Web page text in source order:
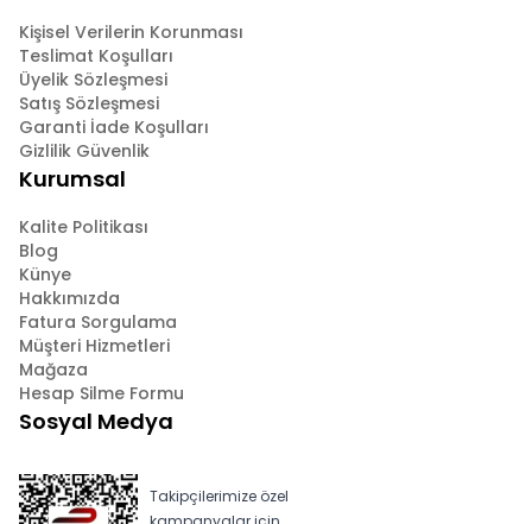
Kişisel Verilerin Korunması
Teslimat Koşulları
Üyelik Sözleşmesi
Satış Sözleşmesi
Garanti İade Koşulları
Gizlilik Güvenlik
Kurumsal
Kalite Politikası
Blog
Künye
Hakkımızda
Fatura Sorgulama
Müşteri Hizmetleri
Mağaza
Hesap Silme Formu
Sosyal Medya
Takipçilerimize özel